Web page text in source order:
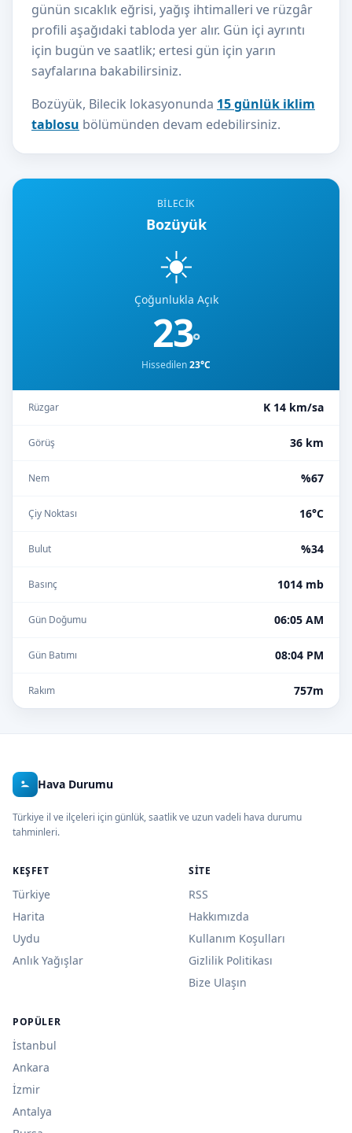
BILECIK
Bozüyük
☀️
Çoğunlukla Açık
23°
Hissedilen23°C
Rüzgar K 14 km/sa
Görüş 36 km
Nem %67
Çiy Noktası 16°C
Bulut %34
Basınç 1014 mb
Gün Doğumu 06:05 AM
Gün Batımı 08:04 PM
Rakım 757m
günün sıcaklık eğrisi, yağış ihtimalleri ve rüzgâr
profili aşağıdaki tabloda yer alır. Gün içi ayrıntı
için bugün ve saatlik; ertesi gün için yarın
sayfalarına bakabilirsiniz.
Bozüyük, Bilecik lokasyonunda 15 günlük iklim
tablosu bölümünden devam edebilirsiniz.
Hava Durumu
Türkiye il ve ilçeleri için günlük, saatlik ve uzun vadeli hava durumu
tahminleri.
KEŞFET
Türkiye
Harita
Uydu
Anlık Yağışlar
SITE
RSS
Hakkımızda
Kullanım Koşulları
Gizlilik Politikası
Bize Ulaşın
POPÜLER
İstanbul
Ankara
İzmir
Antalya